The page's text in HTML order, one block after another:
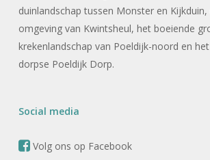
duinlandschap tussen Monster en
omgeving van Kwintsheul, het boeiende
krekenlandschap van Poeldijk-noord en
dorpse Poeldijk Dorp.
Social media
Volg ons op Facebook